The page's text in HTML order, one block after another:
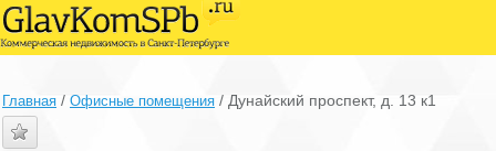
Главная / Офисные помещения / Дунайский проспект, д. 13 к1